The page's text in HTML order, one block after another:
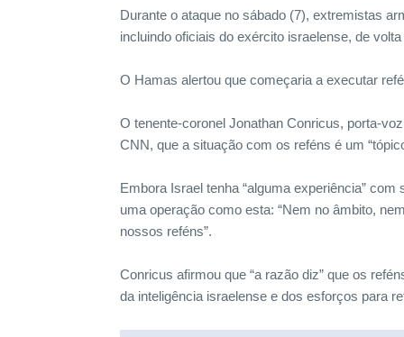
Durante o ataque no sábado (7), extremistas
incluindo oficiais do exército israelense, de
O Hamas alertou que começaria a executar
O tenente-coronel Jonathan Conricus, porta-
CNN, que a situação com os reféns é um
Embora Israel tenha “alguma experiência”
uma operação como esta: “Nem no âmbito,
nossos reféns”.
Conricus afirmou que “a razão diz” que os
da inteligência israelense e dos esforços para